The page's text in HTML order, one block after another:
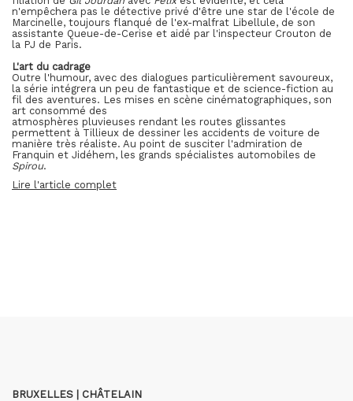
n'empêchera pas le détective privé d'être une star de l'école de
Marcinelle, toujours flanqué de l'ex-malfrat Libellule, de son
assistante Queue-de-Cerise et aidé par l'inspecteur Crouton de
la PJ de Paris.
L'art du cadrage
Outre l'humour, avec des dialogues particulièrement savoureux,
la série intégrera un peu de fantastique et de science-fiction au
fil des aventures. Les mises en scène cinématographiques, son
art consommé des
atmosphères pluvieuses rendant les routes glissantes
permettent à Tillieux de dessiner les accidents de voiture de
manière très réaliste. Au point de susciter l'admiration de
Franquin et Jidéhem, les grands spécialistes automobiles de
Spirou.
Lire l'article complet
BRUXELLES | CHÂTELAIN